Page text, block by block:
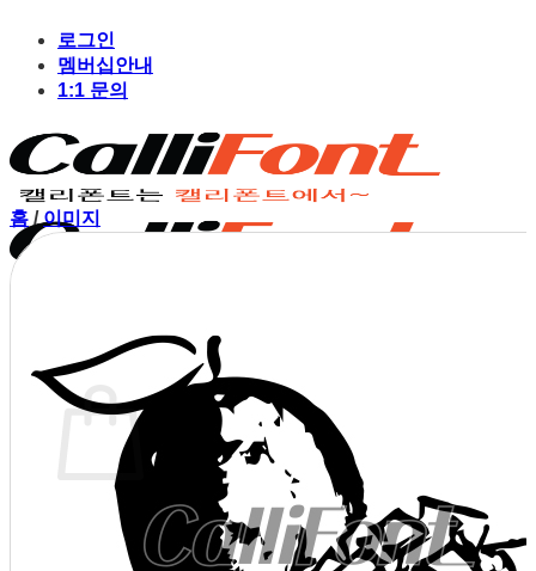
content
로그인
멤버십안내
1:1 문의
장바구니
장바구니에 상품이 없습니다.
상점으로 돌아가기
홈 / 이미지